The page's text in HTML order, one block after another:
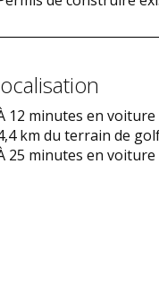
12 minutes en
km du terrain de
25 minutes en